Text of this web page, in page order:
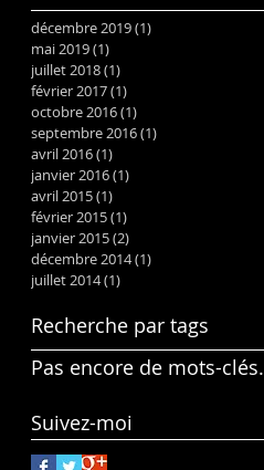
décembre 2019(1)
mai 2019(1)
juillet 2018(1)
février 2017(1)
octobre 2016(1)
septembre 2016(1)
avril 2016(1)
janvier 2016(1)
avril 2015(1)
février 2015(1)
janvier 2015(2)
décembre 2014(1)
juillet 2014(1)
Recherche par tags
Pas encore de mots-clés.
Suivez-moi